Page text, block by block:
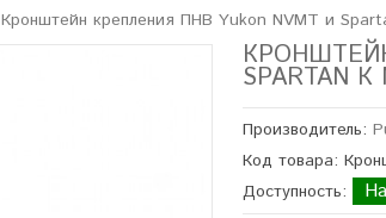
Кронштейн крепления ПНВ Yukon NVMT и
SPARTAN
Производитель:
Код товара:
Доступность: